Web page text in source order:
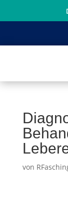
von